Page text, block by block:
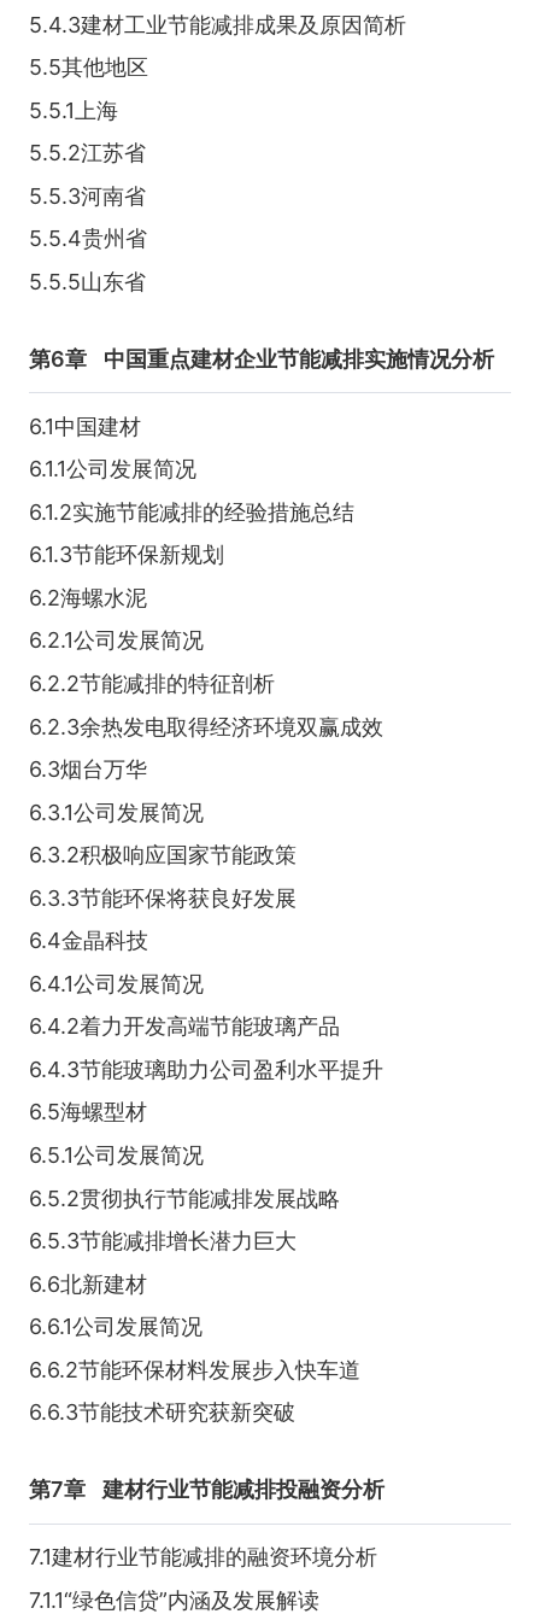
5.4.3建材工业节能减排成果及原因简析
5.5其他地区
5.5.1上海
5.5.2江苏省
5.5.3河南省
5.5.4贵州省
5.5.5山东省
第6章 中国重点建材企业节能减排实施情况分析
6.1中国建材
6.1.1公司发展简况
6.1.2实施节能减排的经验措施总结
6.1.3节能环保新规划
6.2海螺水泥
6.2.1公司发展简况
6.2.2节能减排的特征剖析
6.2.3余热发电取得经济环境双赢成效
6.3烟台万华
6.3.1公司发展简况
6.3.2积极响应国家节能政策
6.3.3节能环保将获良好发展
6.4金晶科技
6.4.1公司发展简况
6.4.2着力开发高端节能玻璃产品
6.4.3节能玻璃助力公司盈利水平提升
6.5海螺型材
6.5.1公司发展简况
6.5.2贯彻执行节能减排发展战略
6.5.3节能减排增长潜力巨大
6.6北新建材
6.6.1公司发展简况
6.6.2节能环保材料发展步入快车道
6.6.3节能技术研究获新突破
第7章 建材行业节能减排投融资分析
7.1建材行业节能减排的融资环境分析
7.1.1“绿色信贷”内涵及发展解读